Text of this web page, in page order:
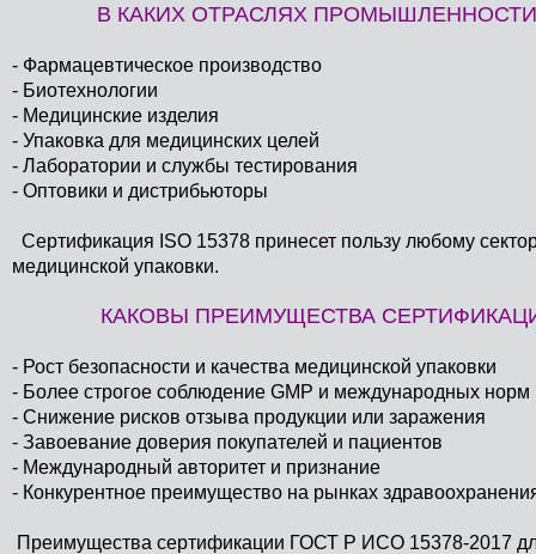
В КАКИХ ОТРАСЛЯХ ПРОМЫШЛЕННОСТИ
- Фармацевтическое производство
- Биотехнологии
- Медицинские изделия
- Упаковка для медицинских целей
- Лаборатории и службы тестирования
- Оптовики и дистрибьюторы
Сертификация ISO 15378 принесет пользу любому
медицинской упаковки.
КАКОВЫ ПРЕИМУЩЕСТВА
- Рост безопасности и качества медицинской упаковки
- Более строгое соблюдение GMP и международных норм
- Снижение рисков отзыва продукции или заражения
- Завоевание доверия покупателей и пациентов
- Международный авторитет и признание
- Конкурентное преимущество на рынках
Преимущества сертификации ГОСТ Р ИСО 15378-2017